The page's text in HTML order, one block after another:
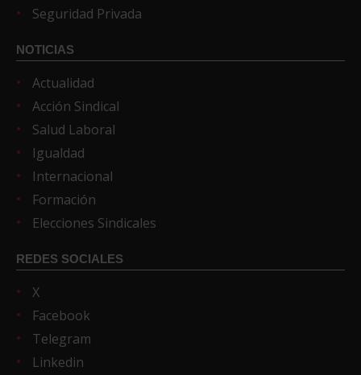
Seguridad Privada
NOTICIAS
Actualidad
Acción Sindical
Salud Laboral
Igualdad
Internacional
Formación
Elecciones Sindicales
REDES SOCIALES
X
Facebook
Telegram
Linkedin